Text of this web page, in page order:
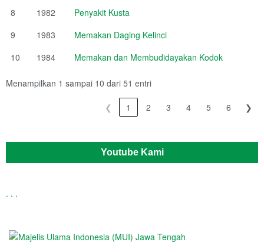
8
1982
Penyakit Kusta
9
1983
Memakan Daging Kelinci
10
1984 Memakan dan Membudidayakan Kodok
Menampilkan 1 sampai 10 dari 51 entri
❮ 1 2 3 4 5 6 ❯
Youtube Kami
. . .